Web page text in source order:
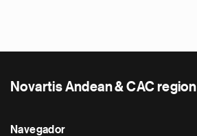
Novartis Andean & CAC region
Navegador